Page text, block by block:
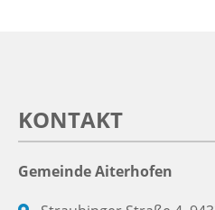
KONTAKT
Gemeinde Aiterhofen